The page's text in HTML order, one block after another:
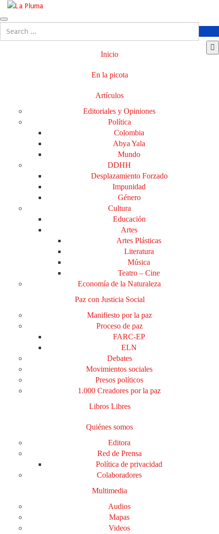
Inicio
En la picota
Artículos
Editoriales y Opiniones
Política
Colombia
Abya Yala
Mundo
DDHH
Desplazamiento Forzado
Impunidad
Género
Cultura
Educación
Artes
Artes Plásticas
Literatura
Música
Teatro – Cine
Economía de la Naturaleza
Paz con Justicia Social
Manifiesto por la paz
Proceso de paz
FARC-EP
ELN
Debates
Movimientos sociales
Presos políticos
1.000 Creadores por la paz
Libros Libres
Quiénes somos
Editora
Red de Prensa
Política de privacidad
Colaboradores
Multimedia
Audios
Mapas
Videos